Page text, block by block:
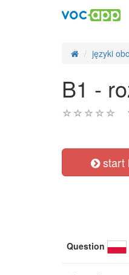
języki
B1 -
start
Question